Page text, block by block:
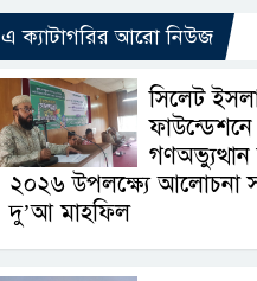
এ ক্যাটাগরির আরো নিউজ
সিলেট
২০২৬ উপলক্ষ্যে আলোচনা
দু’আ মাহফিল